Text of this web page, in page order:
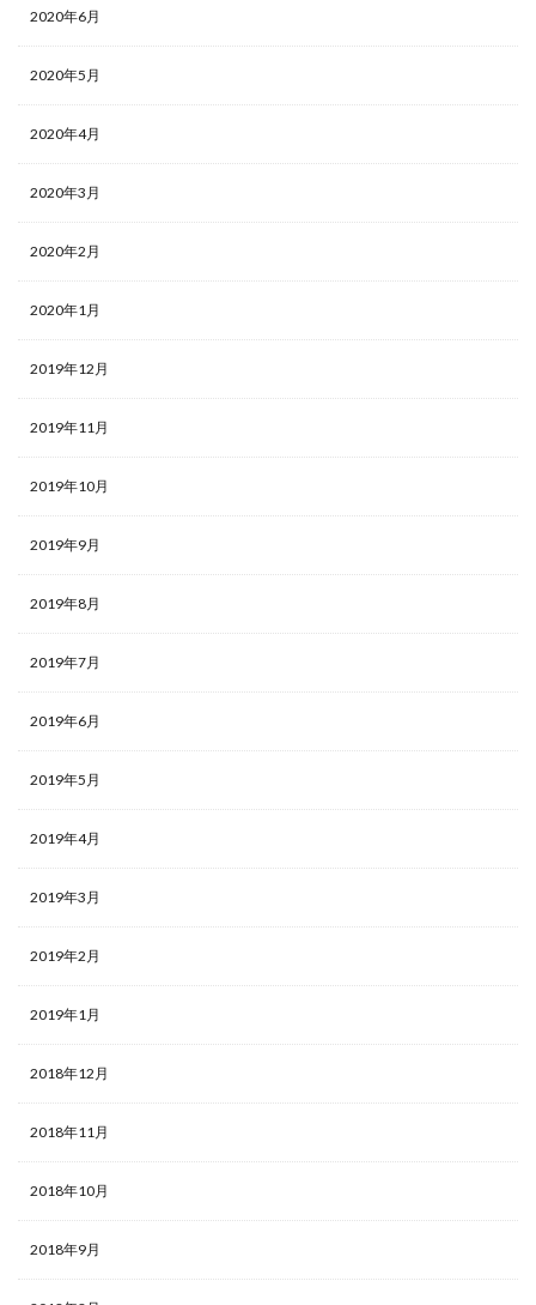
2020年6月
2020年5月
2020年4月
2020年3月
2020年2月
2020年1月
2019年12月
2019年11月
2019年10月
2019年9月
2019年8月
2019年7月
2019年6月
2019年5月
2019年4月
2019年3月
2019年2月
2019年1月
2018年12月
2018年11月
2018年10月
2018年9月